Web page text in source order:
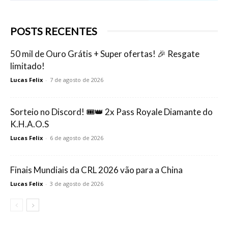
POSTS RECENTES
50 mil de Ouro Grátis + Super ofertas! 🎉 Resgate
limitado!
Lucas Felix - 7 de agosto de 2026
Sorteio no Discord! 🎟️👑 2x Pass Royale Diamante do
K.H.A.O.S
Lucas Felix - 6 de agosto de 2026
Finais Mundiais da CRL 2026 vão para a China
Lucas Felix - 3 de agosto de 2026